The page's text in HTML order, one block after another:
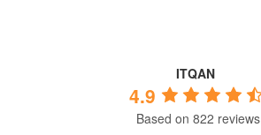
ITQAN
4.9
Based on 822 reviews